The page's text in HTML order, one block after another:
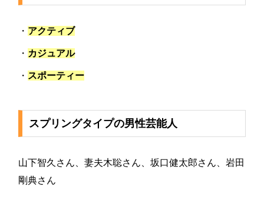
・ アクティブ
・ カジュアル
・ スポーティー
スプリングタイプの男性芸能人
山下智久さん、妻夫木聡さん、坂口健太郎さん、岩田
剛典さん